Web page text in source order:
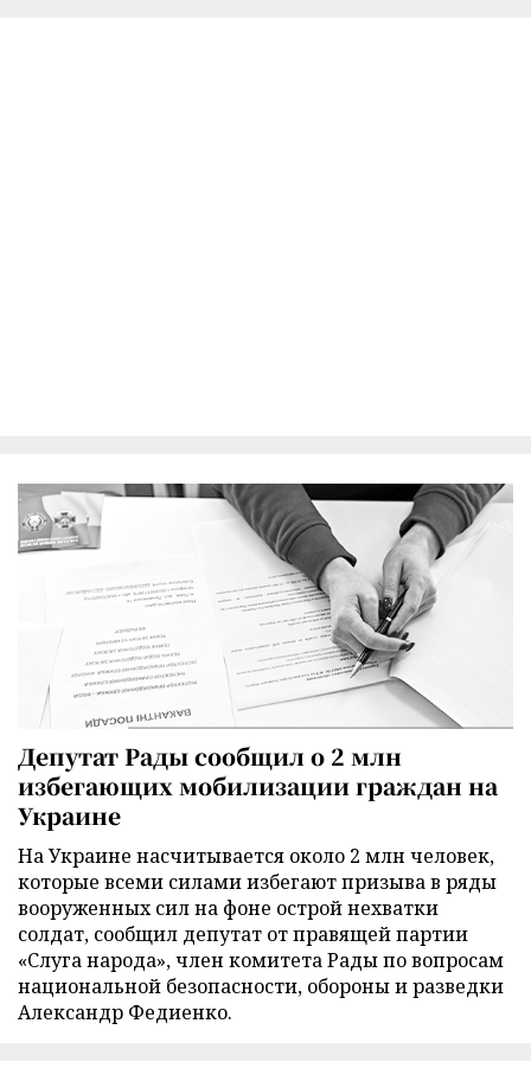
Депутат Рады сообщил о 2 млн
избегающих мобилизации граждан на
Украине
На Украине насчитывается около 2 млн человек,
которые всеми силами избегают призыва в ряды
вооруженных сил на фоне острой нехватки
солдат, сообщил депутат от правящей партии
«Слуга народа», член комитета Рады по вопросам
национальной безопасности, обороны и разведки
Александр Федиенко.